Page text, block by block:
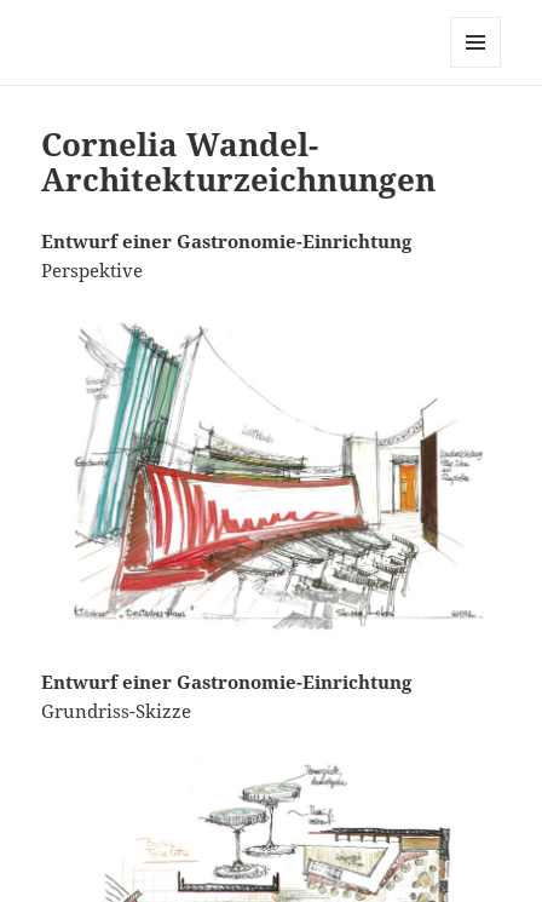
Cornelia Wandel-
Architekturzeichnungen
Entwurf einer Gastronomie-Einrichtung
Perspektive
Entwurf einer Gastronomie-Einrichtung
Grundriss-Skizze